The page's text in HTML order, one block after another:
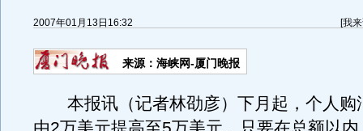
2007年01月13日16:32 [我
来源：海峡网-厦门晚报
本报讯（记者林劭彦）下月起，个人购